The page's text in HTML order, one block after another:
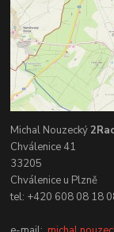
Michal Nouzecký
Chválenice 41
33205
Chválenice u Plzně
tel: +420 608 08 18